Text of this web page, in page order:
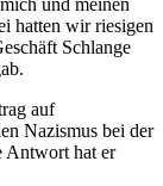
und meinen
hatten wir riesigen
Schlange
auf
Nazismus bei der
Antwort hat er